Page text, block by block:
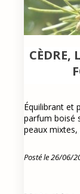
CÈDRE,
Équilibrant et
parfum boisé
peaux mixtes,
Posté le 26/06/